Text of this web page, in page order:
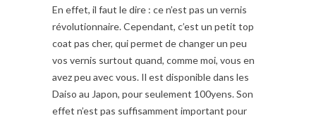
En effet, il faut le dire : ce n’est pas un vernis
révolutionnaire. Cependant, c’est un petit top
coat pas cher, qui permet de changer un peu
vos vernis surtout quand, comme moi, vous en
avez peu avec vous. Il est disponible dans les
Daiso au Japon, pour seulement 100yens. Son
effet n’est pas suffisamment important pour